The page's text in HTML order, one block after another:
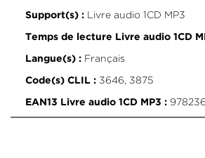
Support(s) :Livre audio 1CD MP3
Temps de lecture Livre audio 1CD
Langue(s) :Français
Code(s) CLIL :3646, 3875
EAN13 Livre audio 1CD MP3 :